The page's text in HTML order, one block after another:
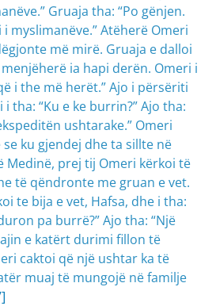
Gruaja tha: “Po gënjen.
myslimanëve.” Atëherë Omeri
më mirë. Gruaja e dalloi
ia hapi derën. Omeri i
i the më herët.” Ajo i përsëriti
tha: “Ku e ke burrin?” Ajo tha:
ushtarake.” Omeri
ku gjendej dhe ta sillte në
Medinë, prej tij Omeri kërkoi të
të qëndronte me gruan e vet.
te bija e vet, Hafsa, dhe i tha:
pa burrë?” Ajo tha: “Një
e katërt durimi fillon të
caktoi që një ushtar ka të
muaj të mungojë në familje